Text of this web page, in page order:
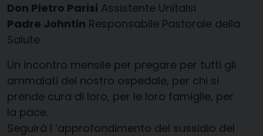
Don Pietro Parisi Assistente Unitalsi
Padre Johntin Responsabile Pastorale della
Salute
Un incontro mensile per pregare per tutti gli
ammalati del nostro ospedale, per chi si
prende cura di loro, per le loro famiglie, per
la pace.
Seguirà l ‘approfondimento del sussidio del